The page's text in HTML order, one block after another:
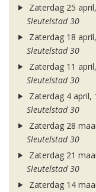
Zaterdag 25
Sleutelstad 30
Zaterdag 18
Sleutelstad 30
Zaterdag 11
Sleutelstad 30
Zaterdag 4 april,
Sleutelstad 30
Zaterdag 28
Sleutelstad 30
Zaterdag 21
Sleutelstad 30
Zaterdag 14